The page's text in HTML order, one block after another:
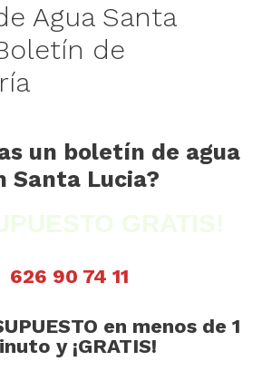
Agua Santa
de
un boletín de agua
Santa Lucia?
GRATIS!
626 90 74 11
en menos de 1
y ¡GRATIS!